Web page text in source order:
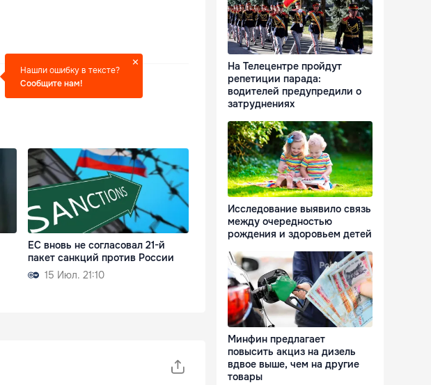
Нашли ошибку в тексте?
Сообщите нам!
ЕС вновь не согласовал 21-й
пакет санкций против России
15 Июл. 21:10
На Телецентре пройдут
репетиции парада:
водителей предупредили о
затруднениях
Исследование выявило связь
между очередностью
рождения и здоровьем детей
Минфин предлагает
повысить акциз на дизель
вдвое выше, чем на другие
товары